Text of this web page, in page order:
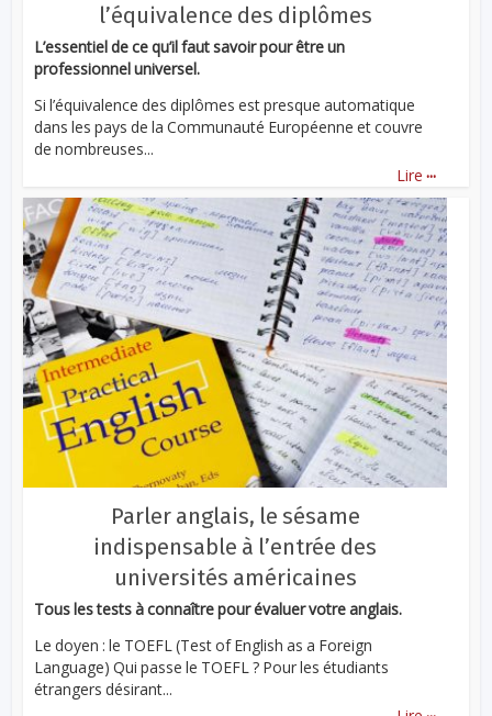
l’équivalence des diplômes
L’essentiel de ce qu’il faut savoir pour être un
professionnel universel.
Si l’équivalence des diplômes est presque automatique
dans les pays de la Communauté Européenne et couvre
de nombreuses...
Lire ...
Parler anglais, le sésame
indispensable à l’entrée des
universités américaines
Tous les tests à connaître pour évaluer votre anglais.
Le doyen : le TOEFL (Test of English as a Foreign
Language) Qui passe le TOEFL ? Pour les étudiants
étrangers désirant...